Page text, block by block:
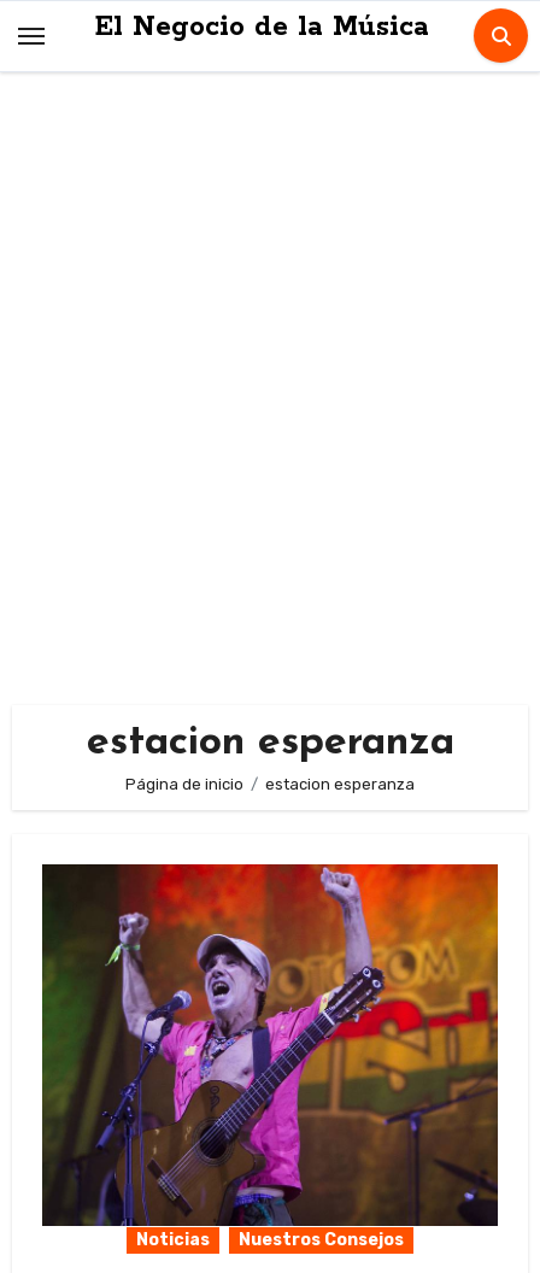
El Negocio de la Música
estacion esperanza
Página de inicio estacion esperanza
Noticias Nuestros Consejos